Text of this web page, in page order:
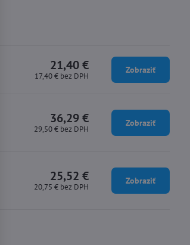
21,40 €
17,40 € bez DPH
Zobraziť
36,29 €
29,50 € bez DPH
Zobraziť
25,52 €
20,75 € bez DPH
Zobraziť